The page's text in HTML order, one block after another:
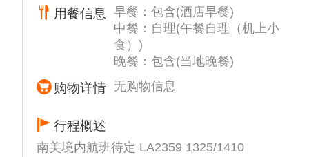
龟以及种类繁多的珍稀鸟类和色彩斑斓的蝴
蝶。沉浸在这片自然天堂，感受其奇妙的生物
下午您可以自由选择各种可选活动，例如观
鸟、漫步花园，或只是放松身心，享受宁静的
环境。黄昏时分，我们美味的点菜晚餐恭候您
用餐信息
早餐：包含(酒店早餐)
中餐：自理(午餐自理（机上小
食）)
晚餐：包含(当地晚餐)
购物详情 无购物信息
行程概述
南美境内航班待定 LA2359 1325/1410